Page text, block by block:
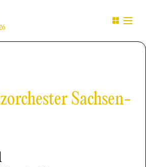
Sachsen-